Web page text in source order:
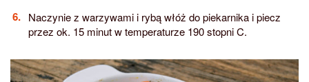
Naczynie z warzywami i rybą włóż do piekarnika i piecz
przez ok. 15 minut w temperaturze 190 stopni C.